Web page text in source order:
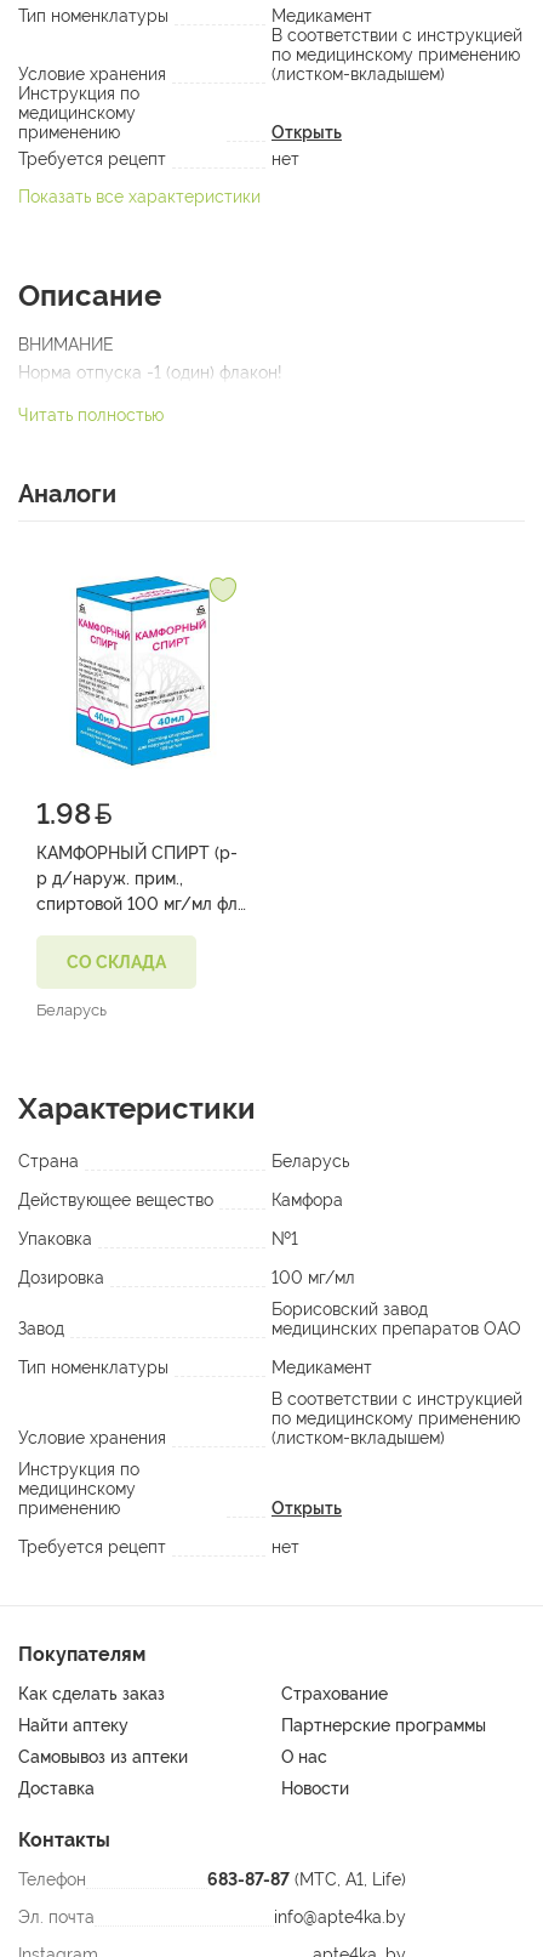
Тип номенклатуры
Медикамент
Условие хранения
В соответствии с инструкцией
по медицинскому применению
(листком-вкладышем)
Инструкция по
медицинскому
применению
Открыть
Требуется рецепт
нет
Показать все характеристики
Описание
ВНИМАНИЕ
Норма отпуска -1 (один) флакон!
Читать полностью
Аналоги
1.98
КАМФОРНЫЙ СПИРТ (р-
р д/наруж. прим.,
спиртовой 100 мг/мл фл.
СО СКЛАДА
Беларусь
Характеристики
Страна
Беларусь
Действующее вещество
Камфора
Упаковка
№1
Дозировка
100 мг/мл
Завод
Борисовский завод
медицинских препаратов ОАО
Тип номенклатуры
Медикамент
Условие хранения
В соответствии с инструкцией
по медицинскому применению
(листком-вкладышем)
Инструкция по
медицинскому
применению
Открыть
Требуется рецепт
нет
Покупателям
Как сделать заказ
Страхование
Найти аптеку
Партнерские программы
Самовывоз из аптеки
О нас
Доставка
Новости
Контакты
Телефон 683-87-87 (МТС, A1, Life)
Эл. почта
info@apte4ka.by